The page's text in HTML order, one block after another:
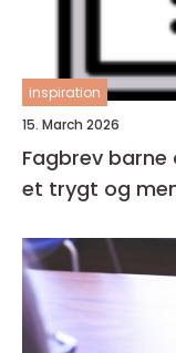
inspiration
15. March 2026
Fagbrev barne
et trygt og